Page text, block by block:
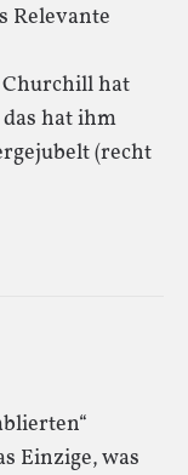
Relevante
Churchill hat
hat ihm
(recht
Einzige, was